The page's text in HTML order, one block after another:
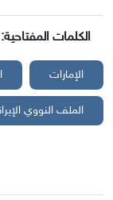
الكلمات المفتاحية:
الإمارات
الملف النووي